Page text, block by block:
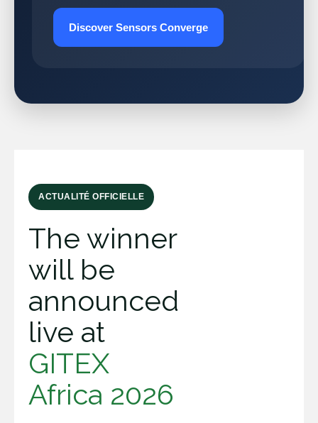
Discover Sensors Converge
ACTUALITÉ OFFICIELLE
The winner
will be
announced
live at
GITEX
Africa 2026